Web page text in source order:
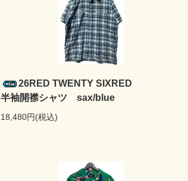
26RED TWENTY SIXRED
半袖開襟シャツ sax/blue
18,480円(税込)